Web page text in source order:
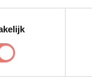
van der
werd zijn
Top 100.
kreeg Sander
gedraaid op